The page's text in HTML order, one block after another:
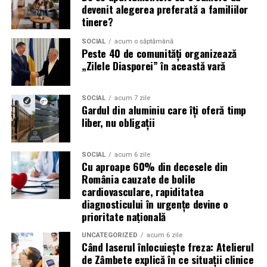
funcționarea eficientă a sistemului antipoluare.
Acest aspect este esențial pentru reducerea riscului
unor reparații costisitoare.
Avantajele Ravenol VMP USVO 5W30
Printre cele mai importante avantaje se numără:
tehnologie USVO;
rezistență la oxidare;
protecție împotriva uzurii;
reducerea depunerilor;
compatibilitate cu numeroase aprobări OEM;
devenit alegerea preferată a familiilor
tinere?
SOCIAL acum o săptămână
Peste 40 de comunități organizează
„Zilele Diasporei” în această vară
SOCIAL acum 7 zile
Gardul din aluminiu care îți oferă timp
liber, nu obligații
SOCIAL acum 6 zile
Cu aproape 60% din decesele din
România cauzate de bolile
cardiovasculare, rapiditatea
diagnosticului în urgențe devine o
prioritate națională
UNCATEGORIZED acum 6 zile
Când laserul înlocuiește freza: Atelierul
de Zâmbete explică în ce situații clinice